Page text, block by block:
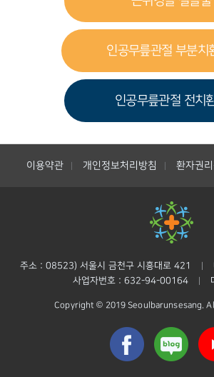
인공무릎관절 부분치
인공무릎관절 전치
이용약관 개인정보처리방침 환자권
주소 : 08523) 서울시 금천구 시흥대로 421
사업자번호 : 632-94-00164
Copyright © 2019 Seoulbarunsesang.